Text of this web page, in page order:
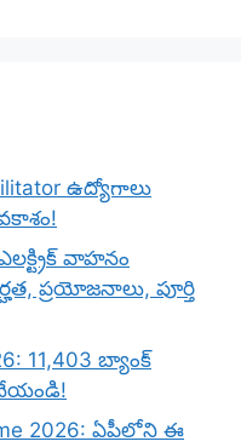
ఉద్యోగాలు
వాహనం
ప్రయోజనాలు, పూర్తి
11,403 బ్యాంక్
2026: ఏపీలోని ఈ